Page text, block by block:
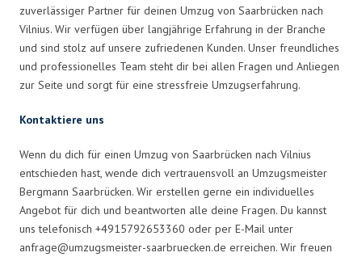
zuverlässiger Partner für deinen Umzug von Saarbrücken nach
Vilnius. Wir verfügen über langjährige Erfahrung in der Branche
und sind stolz auf unsere zufriedenen Kunden. Unser freundliches
und professionelles Team steht dir bei allen Fragen und Anliegen
zur Seite und sorgt für eine stressfreie Umzugserfahrung.
Kontaktiere uns
Wenn du dich für einen Umzug von Saarbrücken nach Vilnius
entschieden hast, wende dich vertrauensvoll an Umzugsmeister
Bergmann Saarbrücken. Wir erstellen gerne ein individuelles
Angebot für dich und beantworten alle deine Fragen. Du kannst
uns telefonisch +4915792653360 oder per E-Mail unter
anfrage@umzugsmeister-saarbruecken.de erreichen. Wir freuen